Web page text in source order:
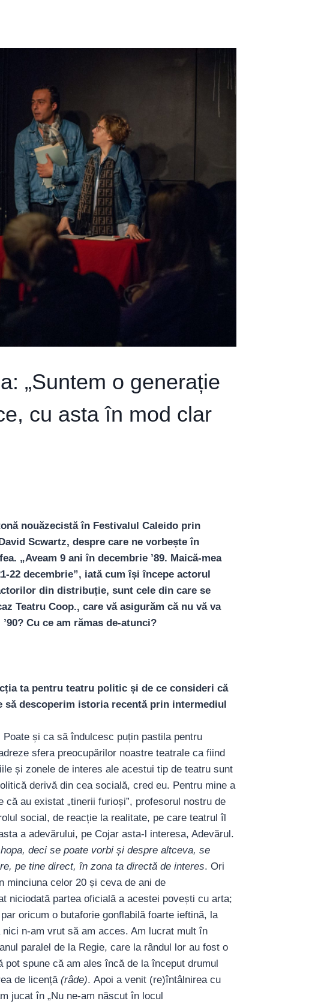
„Suntem o generație
cu asta în mod clar
nouăzecistă în Festivalul Caleido prin
Scwartz, despre care ne vorbește în
„Aveam 9 ani în decembrie ’89. Maică-mea
22 decembrie”, iată cum își începe actorul
din distribuție, sunt cele din care se
Teatru Coop., care vă asigurăm că nu vă va
Cu ce am rămas de-atunci?
ta pentru teatru politic și de ce consideri că
să descoperim istoria recentă prin intermediul
și ca să îndulcesc puțin pastila pentru
sfera preocupărilor noastre teatrale ca fiind
și zonele de interes ale acestui tip de teatru sunt
derivă din cea socială, cred eu. Pentru mine a
au existat „tinerii furioși”, profesorul nostru de
social, de reacție la realitate, pe care teatrul îl
a adevărului, pe Cojar asta-l interesa, Adevărul.
hopa, deci se poate vorbi și despre altceva, se
pe tine direct, în zona ta directă de interes. Ori
minciuna celor 20 și ceva de ani de
niciodată partea oficială a acestei povești cu arta;
oricum o butaforie gonflabilă foarte ieftină, la
n-am vrut să am acces. Am lucrat mult în
paralel de la Regie, care la rândul lor au fost o
spune că am ales încă de la început drumul
de licență(râde). Apoi a venit (re)întâlnirea cu
jucat în „Nu ne-am născut în locul